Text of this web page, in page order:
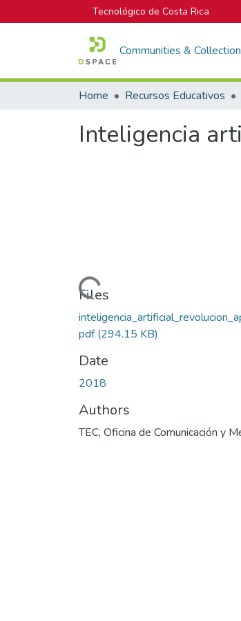
Tecnológico de Costa Rica
Communities &
Home Recursos Educativos
Inteligencia
Loading...
Files
pdf(294.15 KB)
Date
2018
Authors
TEC, Oficina de Comunicación y